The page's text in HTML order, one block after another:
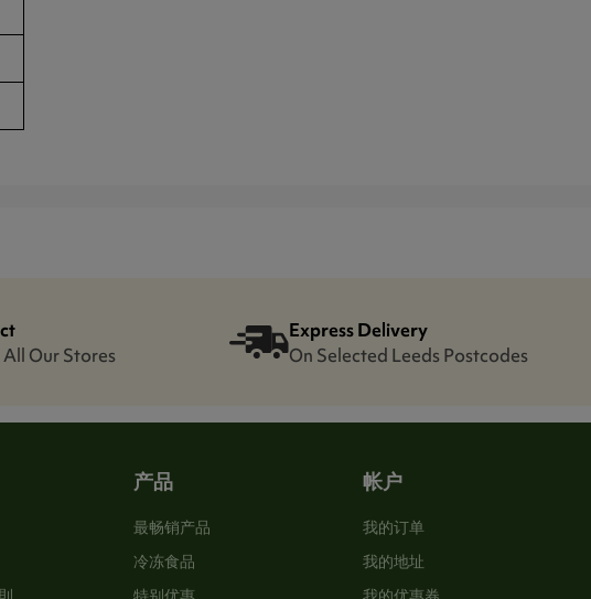
Our Stores
Express Delivery
On Selected Leeds Postcodes
产品
最畅销产品
冷冻食品
帐户
我的订单
我的地址